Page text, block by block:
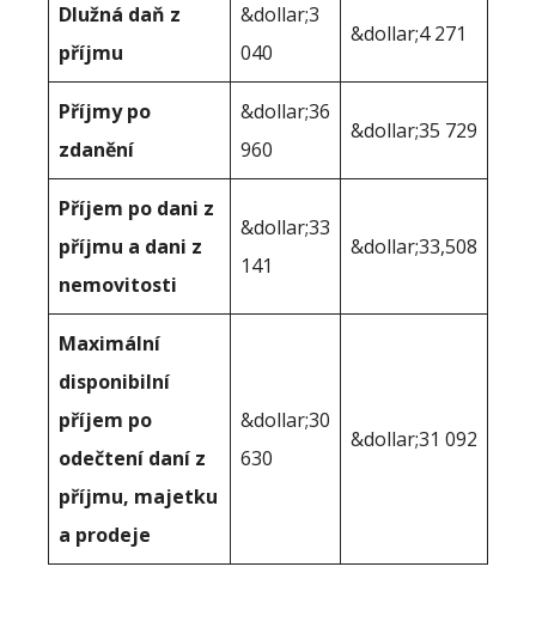
Dlužná daň z
příjmu
&dollar;3
040
&dollar;4 271
Příjmy po
zdanění
&dollar;36
960
&dollar;35 729
Příjem po dani z
příjmu a dani z
nemovitosti
&dollar;33
141
&dollar;33,508
Maximální
disponibilní
příjem po
odečtení daní z
příjmu, majetku
a prodeje
&dollar;30
630
&dollar;31 092